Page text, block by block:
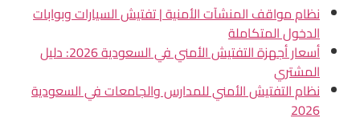
نظام مواقف المنشآت الأمنية | تفتيش السيارات وبوابات
الدخول المتكاملة
أسعار أجهزة التفتيش الأمني في السعودية 2026: دليل
المشتري
نظام التفتيش الأمني للمدارس والجامعات في السعودية
2026